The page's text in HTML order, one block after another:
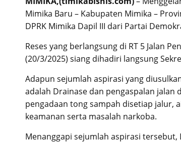
Mimika Baru – Kabupaten Mimika –
DPRK Mimika Dapil III dari Partai
Reses yang berlangsung di RT 5 Jalan
(20/3/2025) siang dihadiri langsung
Adapun sejumlah aspirasi yang
adalah Drainase dan pengaspalan jalan
pengadaan tong sampah disetiap jalur,
keamanan serta masalah narkoba.
Menanggapi sejumlah aspirasi tersebut,